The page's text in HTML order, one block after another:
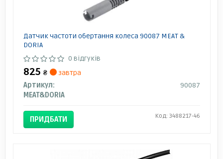
Датчик частоти обертання колеса 90087 MEAT &
DORIA
0 відгуків
825 ₴
завтра
Артикул:
90087
MEAT&DORIA
ПРИДБАТИ Код: 3488217-46